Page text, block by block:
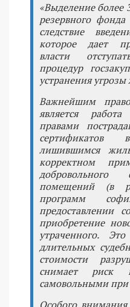
«Выделение более
резервного
следствие
которое дает
власти
процедур
устранения
Важнейшим
является
правами
лишившимся
корректном
добровольного
помещений (в
программ
предоставлении
приобретение
утраченного.
длительных
стоимости
снимает риск
самовольными при